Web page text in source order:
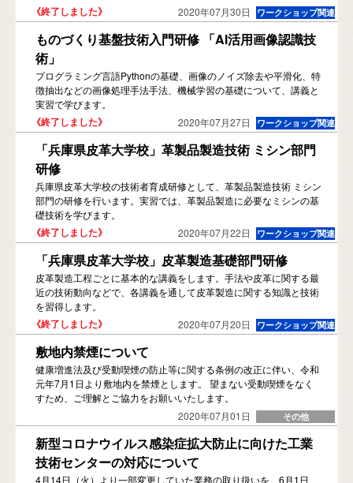
2020年07月30日
2020年07月27日
ものづくり基盤技術入門研修 「AI活用画像認識技
術」
プログラミング言語Pythonの基礎、画像のノイズ除去や平滑化、特
徴抽出などの画像処理手法手法、機械学習の基礎について、講義と
実習で学びます。
2020年07月22日
「兵庫県皮革大学校」革製品製造技術 ミシン部門
研修
兵庫県皮革大学校の技術者育成研修として、革製品製造技術 ミシン
部門の研修を行います。実習では、革製品製造に必要なミシンの基
礎技術を学びます。
2020年07月20日
「兵庫県皮革大学校」皮革製造基礎部門研修
皮革製造工程ごとに基本的な講義をします。手法や皮革に関する最
近の技術動向などで、各講義を通して皮革製造に関する知識と技術
を習得します。
2020年07月01日
敷地内禁煙について
健康増進法及び受動喫煙の防止等に関する条例の改正に伴い、令和
元年7月1日より敷地内を禁煙とします。 望まない受動喫煙をなく
すため、ご理解とご協力をお願いいたします。
新型コロナウイルス感染症拡大防止に向けた工業
技術センターの対応について
4月14日（火）より一部変更していた業務の取り扱いを、6月1日